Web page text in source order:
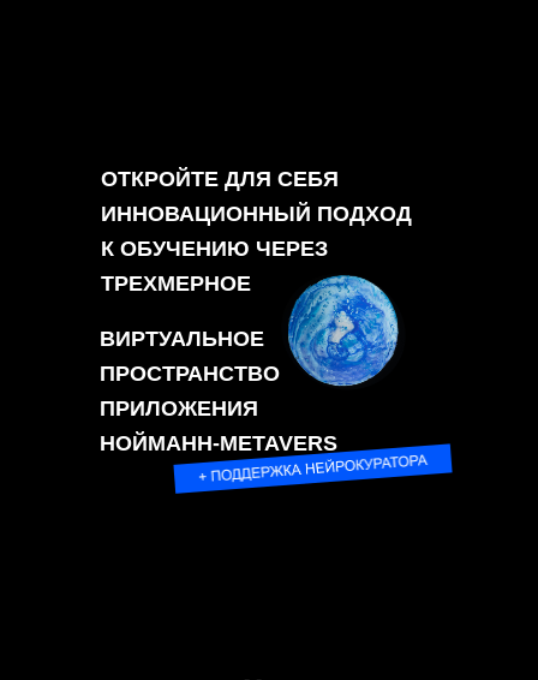
ОТКРОЙТЕ ДЛЯ СЕБЯ
ИННОВАЦИОННЫЙ ПОДХОД
К ОБУЧЕНИЮ ЧЕРЕЗ
ТРЕХМЕРНОЕ
ВИРТУАЛЬНОЕ
ПРОСТРАНСТВО
ПРИЛОЖЕНИЯ
НОЙМАНН-METAVERS
Наглядные примеры для выполнения
практических заданий